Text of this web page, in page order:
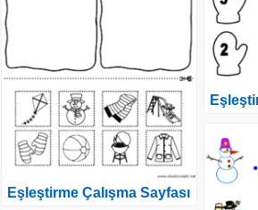
Eşleştirme Çalışma Sayfası